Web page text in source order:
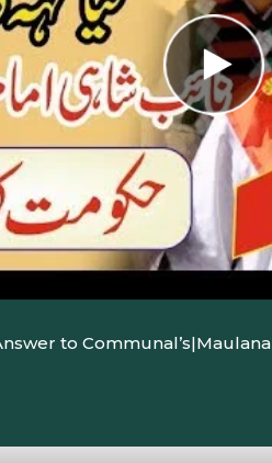
Answer to Communal’s|Maulana